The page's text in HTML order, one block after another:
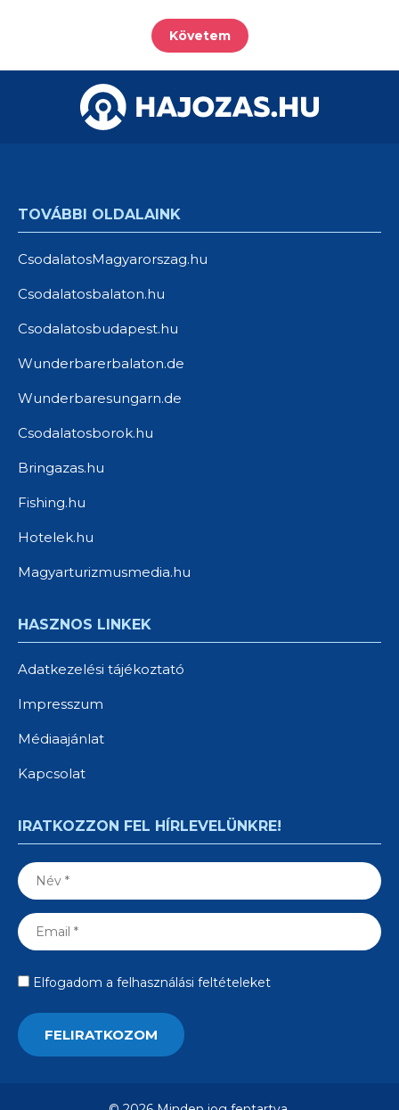
Követem
TOVÁBBI OLDALAINK
CsodalatosMagyarorszag.hu
Csodalatosbalaton.hu
Csodalatosbudapest.hu
Wunderbarerbalaton.de
Wunderbaresungarn.de
Csodalatosborok.hu
Bringazas.hu
Fishing.hu
Hotelek.hu
Magyarturizmusmedia.hu
HASZNOS LINKEK
Adatkezelési tájékoztató
Impresszum
Médiaajánlat
Kapcsolat
IRATKOZZON FEL HÍRLEVELÜNKRE!
Elfogadom a felhasználási feltételeket